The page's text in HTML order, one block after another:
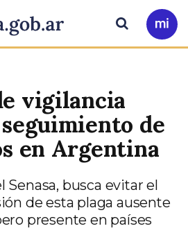
Ir
a
Buscar
vigilancia
de
en Argentina
Senasa, busca evitar el
de esta plaga ausente
presente en países